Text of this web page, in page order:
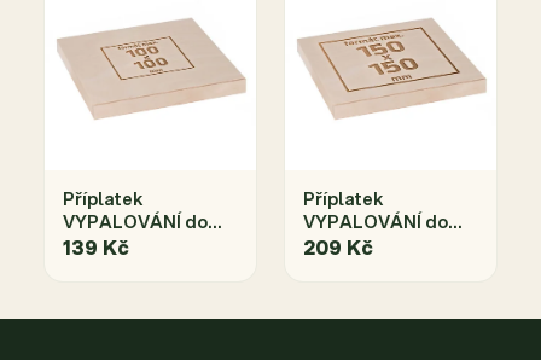
Příplatek
VYPALOVÁNÍ do
rozměru
139 Kč
Příplatek
VYPALOVÁNÍ do
rozměru
209 Kč